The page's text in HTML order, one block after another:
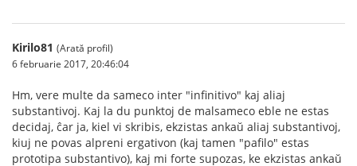
Kirilo81 (Arată profil)
6 februarie 2017, 20:46:04
Hm, vere multe da sameco inter "infinitivo" kaj aliaj
substantivoj. Kaj la du punktoj de malsameco eble ne estas
decidaj, ĉar ja, kiel vi skribis, ekzistas ankaŭ aliaj substantivoj,
kiuj ne povas alpreni ergativon (kaj tamen "pafilo" estas
prototipa substantivo), kaj mi forte supozas, ke ekzistas ankaŭ